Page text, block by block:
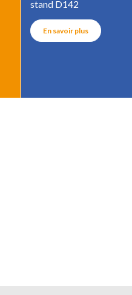
stand D142
En savoir plus